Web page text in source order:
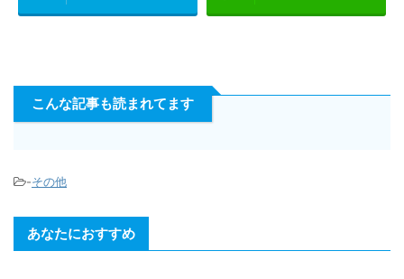
こんな記事も読まれてます
-その他
あなたにおすすめ